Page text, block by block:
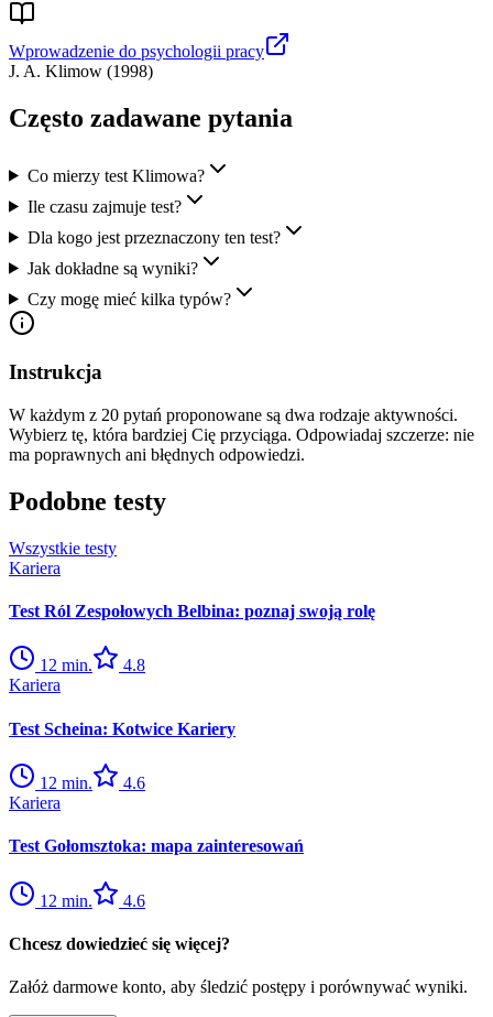
Wprowadzenie do psychologii pracy
J. A. Klimow (1998)
Często zadawane pytania
Co mierzy test Klimowa?
Ile czasu zajmuje test?
Dla kogo jest przeznaczony ten test?
Jak dokładne są wyniki?
Czy mogę mieć kilka typów?
Instrukcja
W każdym z 20 pytań proponowane są dwa rodzaje aktywności.
Wybierz tę, która bardziej Cię przyciąga. Odpowiadaj szczerze: nie
ma poprawnych ani błędnych odpowiedzi.
Podobne testy
Wszystkie testy
Kariera
Test Ról Zespołowych Belbina: poznaj swoją rolę
12 min.
4.8
Kariera
Test Scheina: Kotwice Kariery
12 min.
4.6
Kariera
Test Gołomsztoka: mapa zainteresowań
12 min. 4.6
Chcesz dowiedzieć się więcej?
Załóż darmowe konto, aby śledzić postępy i porównywać wyniki.